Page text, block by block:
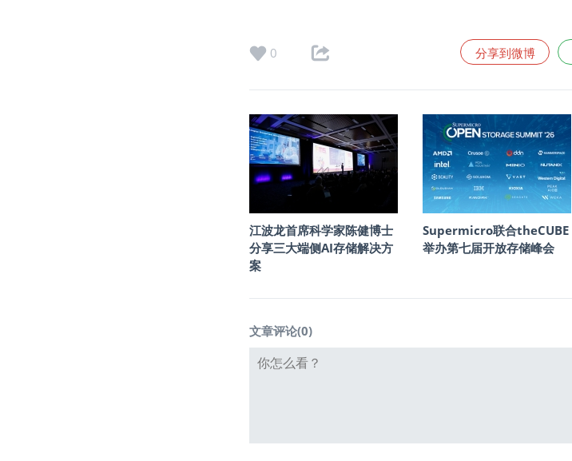
0 分享到微博
江波龙首席科学家陈健博士
分享三大端侧AI存储解决方
案
Supermicro联合theCUBE
举办第七届开放存储峰会
文章评论(0)